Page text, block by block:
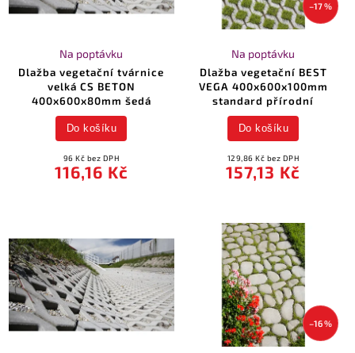
Dlažba vegetační tvárnice
velká CS BETON
400x600x80mm šedá
Na poptávku
96 Kč bez DPH
116,16 Kč
Do košíku
–17 %
Dlažba vegetační BEST
VEGA 400x600x100mm
standard přírodní
Na poptávku
129,86 Kč bez DPH
157,13 Kč
Do košíku
–16 %